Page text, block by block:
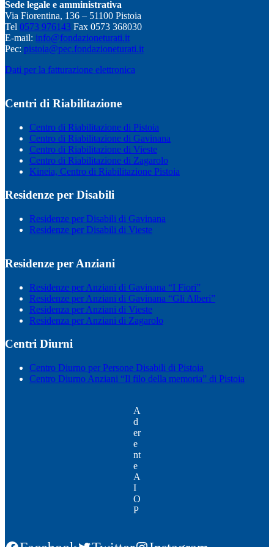
Sede legale e amministrativa
Via Fiorentina, 136 – 51100 Pistoia
Tel 0573 976143 Fax 0573 368030
E-mail: info@fondazioneturati.it
Pec: pistoia@pec.fondazioneturati.it
Dati per la fatturazione elettronica
Centri di Riabilitazione
Centro di Riabilitazione di Pistoia
Centro di Riabilitazione di Gavinana
Centro di Riabilitazione di Vieste
Centro di Riabilitazione di Zagarolo
Kineia, Centro di Riabilitazione Pistoia
Residenze per Disabili
Residenze per Disabili di Gavinana
Residenze per Disabili di Vieste
Residenze per Anziani
Residenze per Anziani di Gavinana “I Fiori”
Residenze per Anziani di Gavinana “Gli Alberi”
Residenza per Anziani di Vieste
Residenza per Anziani di Zagarolo
Centri Diurni
Centro Diurno per Persone Disabili di Pistoia
Centro Diurno Anziani “Il filo della memoria” di Pistoia
A
d
er
e
nt
e
A
I
O
P